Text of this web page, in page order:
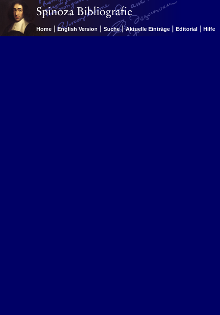
Home | English Version | Suche | Aktuelle Einträge | Editorial | Hilfe